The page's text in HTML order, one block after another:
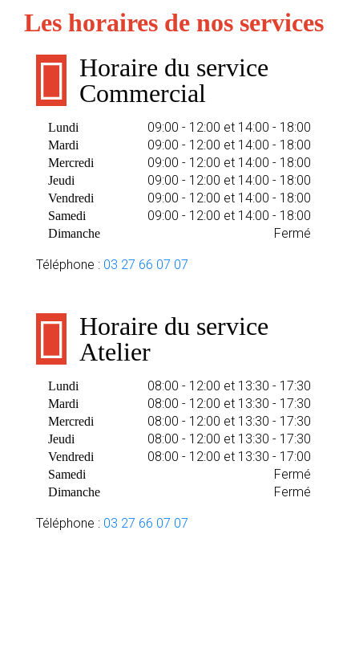
Les horaires de nos services
Horaire du service
Commercial
Lundi 09:00 - 12:00 et 14:00 - 18:00
Mardi 09:00 - 12:00 et 14:00 - 18:00
Mercredi 09:00 - 12:00 et 14:00 - 18:00
Jeudi 09:00 - 12:00 et 14:00 - 18:00
Vendredi 09:00 - 12:00 et 14:00 - 18:00
Samedi 09:00 - 12:00 et 14:00 - 18:00
Dimanche Fermé
Téléphone : 03 27 66 07 07
Horaire du service
Atelier
Lundi 08:00 - 12:00 et 13:30 - 17:30
Mardi 08:00 - 12:00 et 13:30 - 17:30
Mercredi 08:00 - 12:00 et 13:30 - 17:30
Jeudi 08:00 - 12:00 et 13:30 - 17:30
Vendredi 08:00 - 12:00 et 13:30 - 17:00
Samedi Fermé
Dimanche Fermé
Téléphone : 03 27 66 07 07